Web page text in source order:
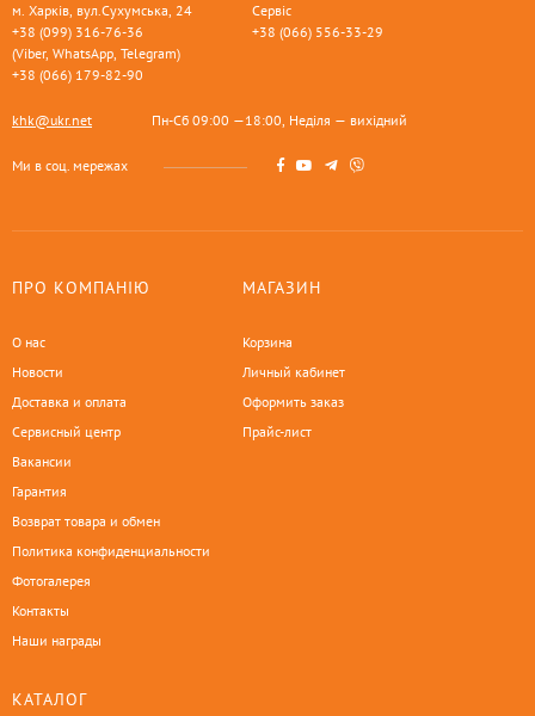
м. Харків, вул.Сухумська, 24
+38 (099) 316-76-36
(Viber, WhatsApp, Telegram)
+38 (066) 179-82-90
Сервіс
+38 (066) 556-33-29
khk@ukr.net Пн-Сб 09:00 —18:00, Неділя — вихідний
Ми в соц. мережах
ПРО КОМПАНІЮ
О нас
Новости
Доставка и оплата
Сервисный центр
Вакансии
Гарантия
Возврат товара и обмен
Политика конфиденциальности
Фотогалерея
Контакты
Наши награды
МАГАЗИН
Корзина
Личный кабинет
Оформить заказ
Прайс-лист
КАТАЛОГ